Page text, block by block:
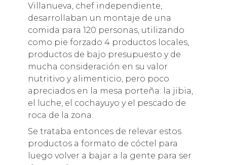
Villanueva, chef independiente,
desarrollaban un montaje de una
comida para 120 personas, utilizando
como pie forzado 4 productos locales,
productos de bajo presupuesto y de
mucha consideración en su valor
nutritivo y alimenticio, pero poco
apreciados en la mesa porteña: la jibia,
el luche, el cochayuyo y el pescado de
roca de la zona.
Se trataba entonces de relevar estos
productos a formato de cóctel para
luego volver a bajar a la gente para ser